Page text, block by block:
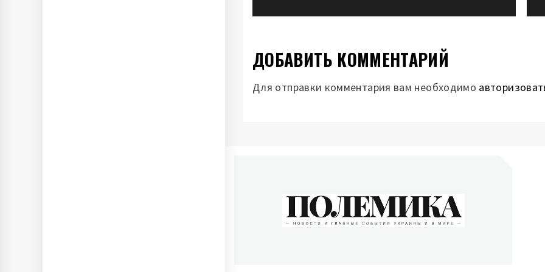
ДОБАВИТЬ КОММЕНТАРИЙ
Для отправки комментария вам необходимо